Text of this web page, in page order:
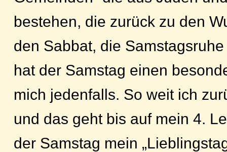
bestehen, die zurück zu den
den Sabbat, die
hat der Samstag einen
mich jedenfalls. So weit ich
und das geht bis auf mein 4.
der Samstag mein